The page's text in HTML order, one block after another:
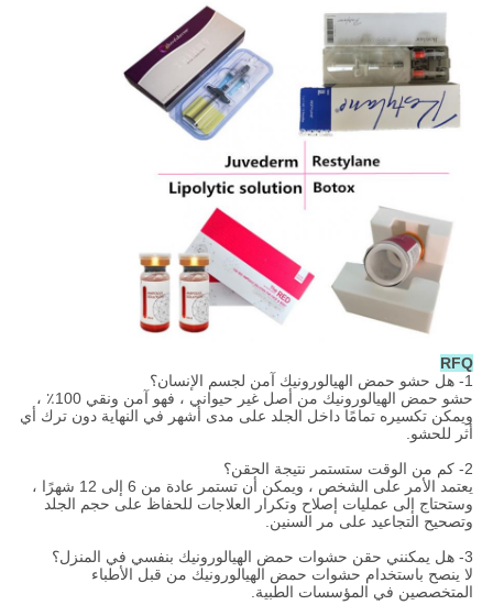
RFQ
1- هل حشو حمض الهيالورونيك آمن لجسم الإنسان؟
حشو حمض الهيالورونيك من أصل غير حيواني ، فهو آمن ونقي 100٪ ،
ويمكن تكسيره تمامًا داخل الجلد على مدى أشهر في النهاية دون ترك أي
أثر للحشو.
2- كم من الوقت ستستمر نتيجة الحقن؟
يعتمد الأمر على الشخص ، ويمكن أن تستمر عادة من 6 إلى 12 شهرًا ،
وستحتاج إلى عمليات إصلاح وتكرار العلاجات للحفاظ على حجم الجلد
وتصحيح التجاعيد على مر السنين.
3- هل يمكنني حقن حشوات حمض الهيالورونيك بنفسي في المنزل؟
لا ينصح باستخدام حشوات حمض الهيالورونيك من قبل الأطباء
المتخصصين في المؤسسات الطبية.